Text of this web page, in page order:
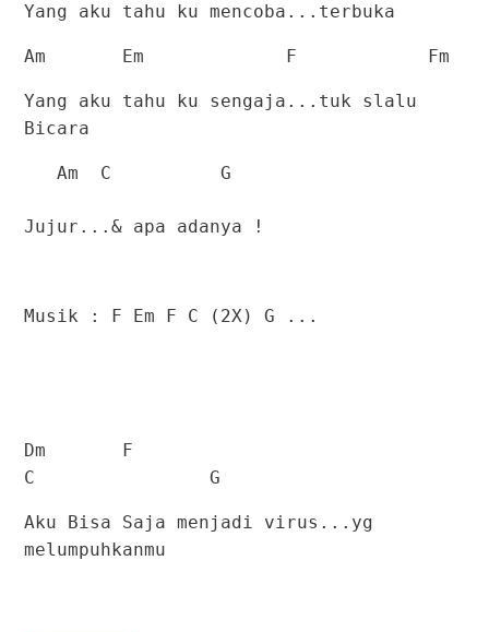
Yang aku tahu ku mencoba...terbuka
Am Em F Fm
Yang aku tahu ku sengaja...tuk slalu
Bicara
Am C G
Jujur...& apa adanya !
Musik : F Em F C (2X) G ...
Dm
F
C
G
Aku Bisa Saja menjadi virus...yg
melumpuhkanmu